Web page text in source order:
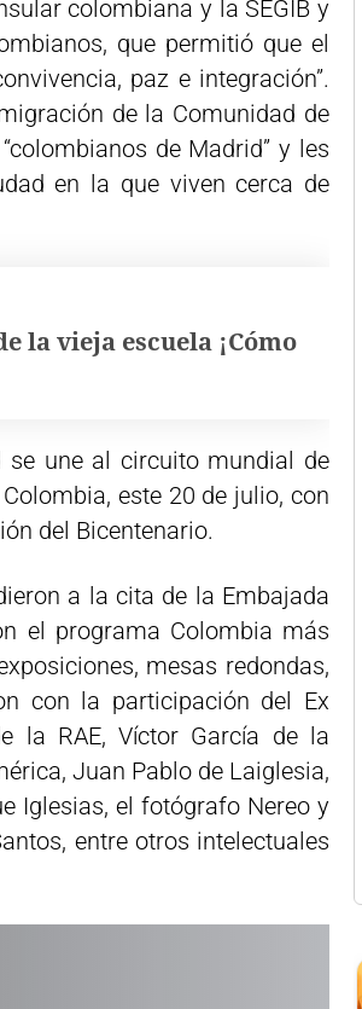
colombiana y la SEGIB y
que permitió que el
paz e integración”.
de la Comunidad de
de Madrid” y les
en la que viven cerca de
la vieja escuela ¡Cómo
se une al circuito mundial de
este 20 de julio, con
del Bicentenario.
a la cita de la Embajada
el programa Colombia más
mesas redondas,
con la participación del Ex
la RAE, Víctor García de la
Juan Pablo de Laiglesia,
Iglesias, el fotógrafo Nereo y
entre otros intelectuales